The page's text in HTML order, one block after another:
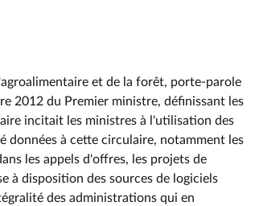
et de la forêt, porte-parole
2012 du Premier ministre, définissant les
incitait les ministres à l'utilisation des
données à cette circulaire, notamment les
les appels d'offres, les projets de
à disposition des sources de logiciels
des administrations qui en